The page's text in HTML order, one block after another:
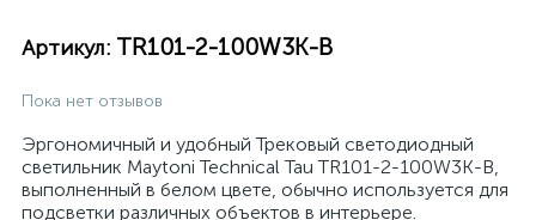
Артикул: TR101-2-100W3K-B
Пока нет отзывов
Эргономичный и удобный Трековый светодиодный
светильник Maytoni Technical Tau TR101-2-100W3K-B,
выполненный в белом цвете, обычно используется для
подсветки различных объектов в интерьере.